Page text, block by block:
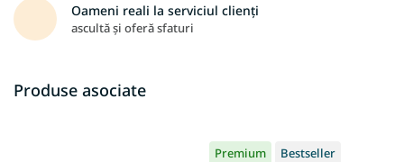
Oameni reali la serviciul clienți
ascultă și oferă sfaturi
Produse asociate
Premium Bestseller